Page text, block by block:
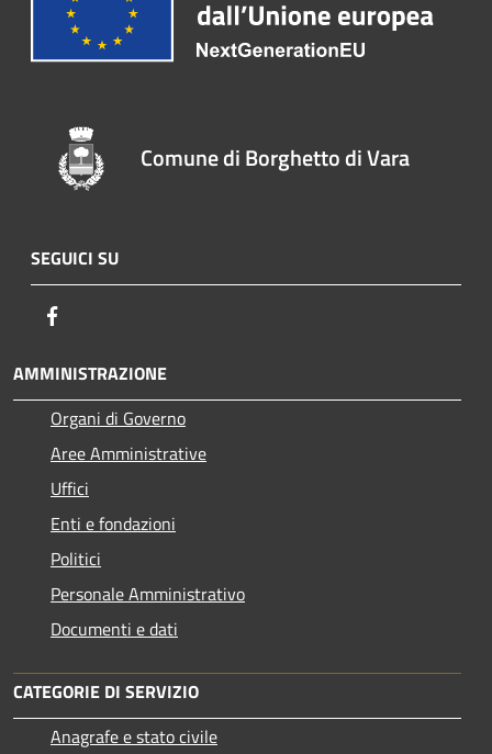
Comune di Borghetto di Vara
SEGUICI SU
AMMINISTRAZIONE
Organi di Governo
Aree Amministrative
Uffici
Enti e fondazioni
Politici
Personale Amministrativo
Documenti e dati
CATEGORIE DI SERVIZIO
Anagrafe e stato civile